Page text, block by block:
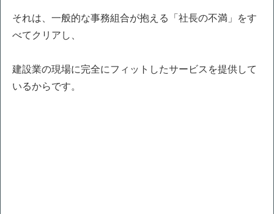
それは、一般的な事務組合が抱える「社長の不満」をす
べてクリアし、
建設業の現場に完全にフィットしたサービスを提供して
いるからです。